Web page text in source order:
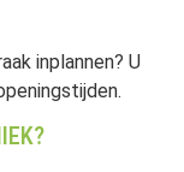
inplannen? U